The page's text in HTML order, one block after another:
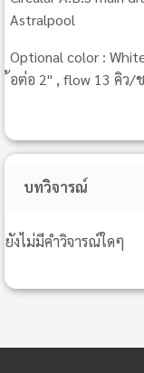
Astralpool
Optional color :
อต่อ 2" , flow 13 คิว/
บทวิจารณ์
ยังไม่มีคำวิจารณ์ใดๆ